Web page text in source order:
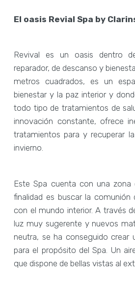
El oasis Revial Spa by
Revival es un oasis dentro
reparador, de descanso y
metros cuadrados, es un
bienestar y la paz interior y
todo tipo de tratamientos de
innovación constante, ofrece
tratamientos para y recuperar
invierno.
Este Spa cuenta con una zona
finalidad es buscar la comunión
con el mundo interior. A través
luz muy sugerente y nuevos
neutra, se ha conseguido crear
para el propósito del Spa. Un
que dispone de bellas vistas al